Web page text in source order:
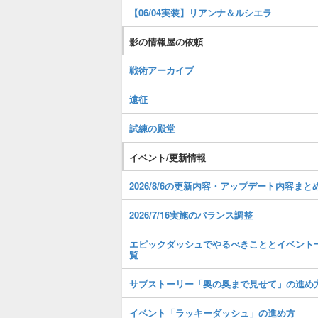
【06/04実装】リアンナ＆ルシエラ
影の情報屋の依頼
戦術アーカイブ
遠征
試練の殿堂
イベント/更新情報
2026/8/6の更新内容・アップデート内容まと
2026/7/16実施のバランス調整
エピックダッシュでやるべきこととイベント
覧
サブストーリー「奥の奥まで見せて」の進め
イベント「ラッキーダッシュ」の進め方